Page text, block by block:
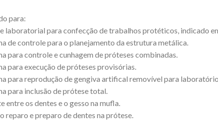
para:
laboratorial para confecção de trabalhos protéticos, indicado
de controle para o planejamento da estrutura metálica.
para controle e cunhagem de próteses combinadas.
para execução de próteses provisórias.
para reprodução de gengiva artifical removível para
para inclusão de prótese total.
entre os dentes e o gesso na mufla.
reparo e preparo de dentes na prótese.